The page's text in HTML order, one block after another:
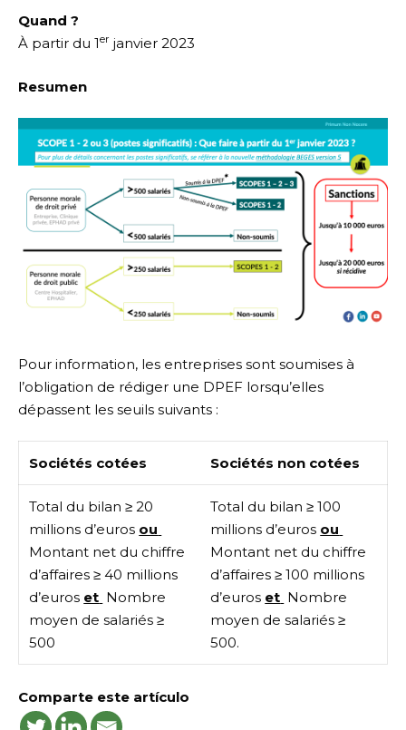
Quand ?
À partir du 1er janvier 2023
Resumen
Pour information, les entreprises sont soumises à
l’obligation de rédiger une DPEF lorsqu’elles
dépassent les seuils suivants :
Sociétés cotées Sociétés non cotées
Total du bilan ≥ 20
millions d’euros ou
Montant net du chiffre
d’affaires ≥ 40 millions
d’euros et Nombre
moyen de salariés ≥
500
Total du bilan ≥ 100
millions d’euros ou
Montant net du chiffre
d’affaires ≥ 100 millions
d’euros et Nombre
moyen de salariés ≥
500.
Comparte este artículo